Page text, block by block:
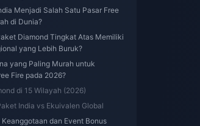
Menjadi Salah Satu Pasar Free
di Dunia?
Diamond Tingkat Atas Memiliki
yang Lebih Buruk?
yang Paling Murah untuk
Fire pada 2026?
di 15 Wilayah (2026)
India vs Ekuivalen Global
Keanggotaan dan Event Bonus